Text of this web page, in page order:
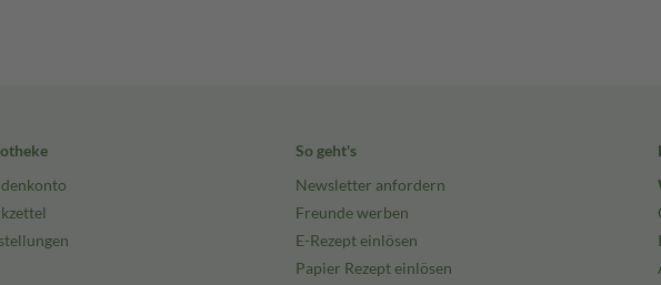
So geht's
Newsletter anfordern
Freunde werben
E-Rezept einlösen
Papier Rezept einlösen